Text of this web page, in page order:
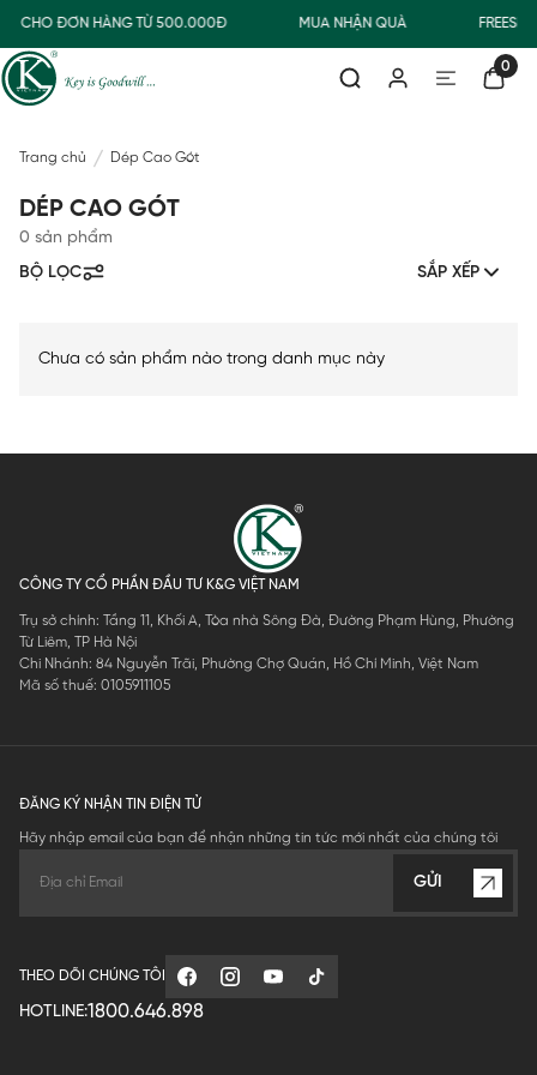
CHO ĐƠN HÀNG TỪ 500.000Đ MUA NHẬN QUÀ
0
Trang chủ Dép Cao Gót
DÉP CAO GÓT
0 sản phẩm
BỘ LỌC
SẮP XẾP
Chưa có sản phẩm nào trong danh mục này
CÔNG TY CỔ PHẦN ĐẦU TƯ K&G VIỆT NAM
Trụ sở chính: Tầng 11, Khối A, Tòa nhà Sông Đà, Đường Phạm Hùng, Phường
Từ Liêm, TP Hà Nội
Chi Nhánh: 84 Nguyễn Trãi, Phường Chợ Quán, Hồ Chí Minh, Việt Nam
Mã số thuế: 0105911105
ĐĂNG KÝ NHẬN TIN ĐIỆN TỬ
Hãy nhập email của bạn để nhận những tin tức mới nhất của chúng tôi
GỬI
THEO DÕI CHÚNG TÔI
HOTLINE:1800.646.898